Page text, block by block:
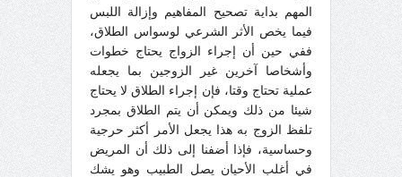
المهم بداية تصحيح المفاهيم وإزالة اللبس
فيما يخص الأثر الشرعي لوسواس الطلاق،
ففي حين أن إجراء الزواج يحتاج خطوات
وأشخاصا آخرين غير الزوجين بما يجعله
عملية تحتاج وقتا، فإن إجراء الطلاق لا يحتاج
شيئا من ذلك ويمكن أن يتم الطلاق بمجرد
تلفظ الزوج به هذا يجعل الأمر أكثر حرجية
وحساسية، فإذا أضفنا إلى ذلك أن المريض
في أغلب الأحيان يصل الطبيب وهو يشك